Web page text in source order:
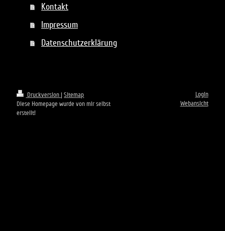
Kontakt
Impressum
Datenschutzerklärung
Druckversion | Sitemap
Diese Homepage wurde von mir selbst
erstellt!
Login
Webansicht